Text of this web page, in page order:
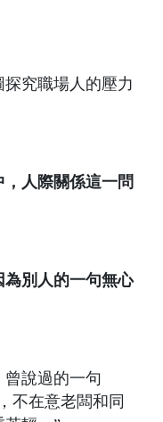
究職場人的壓力
人際關係這一問
別人的一句無心
說過的一句
不在意老闆和同